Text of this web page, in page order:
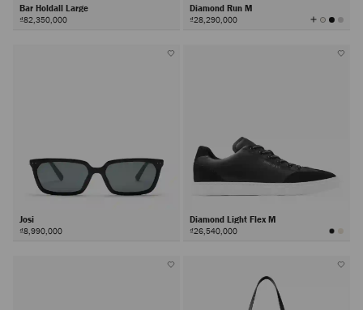
Bar Holdall Large
₫82,350,000
Diamond Run M
₫28,290,000 查
看
Josi
₫8,990,000
Diamond Light Flex M
₫26,540,000